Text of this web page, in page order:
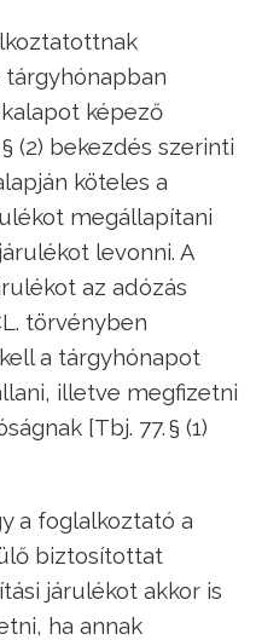
képező
(2) bekezdés szerinti
köteles a
megállapítani
levonni. A
az adózás
törvényben
a tárgyhónapot
illetve megfizetni
[Tbj. 77. § (1)
a foglalkoztató a
biztosítottat
járulékot akkor is
ha annak